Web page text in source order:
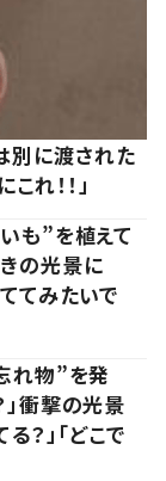
別に渡された
れ！！」
も”を植えて
の光景に
ててみたいで
れ物”を発
衝撃の光景
？」「どこで